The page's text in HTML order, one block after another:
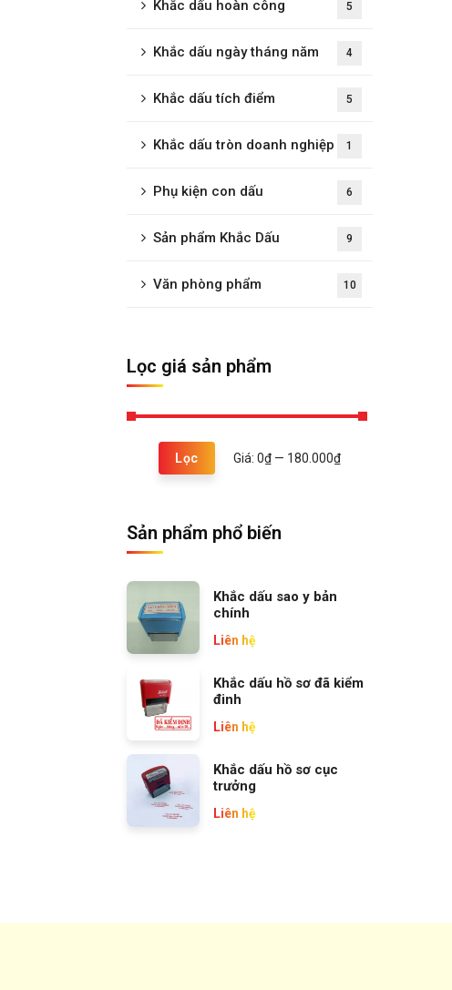
Khắc dấu hoàn công 5
Khắc dấu ngày tháng năm 4
Khắc dấu tích điểm 5
Khắc dấu tròn doanh nghiệp 1
Phụ kiện con dấu 6
Sản phẩm Khắc Dấu 9
Văn phòng phẩm 10
Lọc giá sản phẩm
Lọc Giá:0₫ — 180.000₫
Sản phẩm phổ biến
Khắc dấu sao y bản
chính
Liên hệ
Khắc dấu hồ sơ đã kiểm
đinh
Liên hệ
Khắc dấu hồ sơ cục
trưởng
Liên hệ